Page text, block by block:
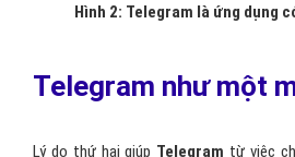
Hình 2: Telegram là ứng dụng
Telegram như một
Lý do thứ hai giúp Telegram từ việc